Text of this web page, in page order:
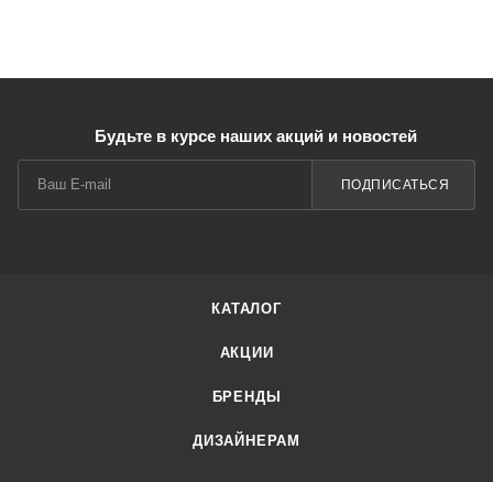
Будьте в курсе наших акций и новостей
ПОДПИСАТЬСЯ
КАТАЛОГ
АКЦИИ
БРЕНДЫ
ДИЗАЙНЕРАМ